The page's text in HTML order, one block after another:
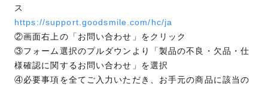
ス
https://support.goodsmile.com/hc/ja
②画面右上の「お問い合わせ」をクリック
③フォーム選択のプルダウンより「製品の不良・欠品・仕
様確認に関するお問い合わせ」を選択
④必要事項を全てご入力いただき、お手元の商品に該当の